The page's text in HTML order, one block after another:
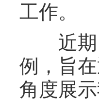
工作。
近期，
例，旨
角度展